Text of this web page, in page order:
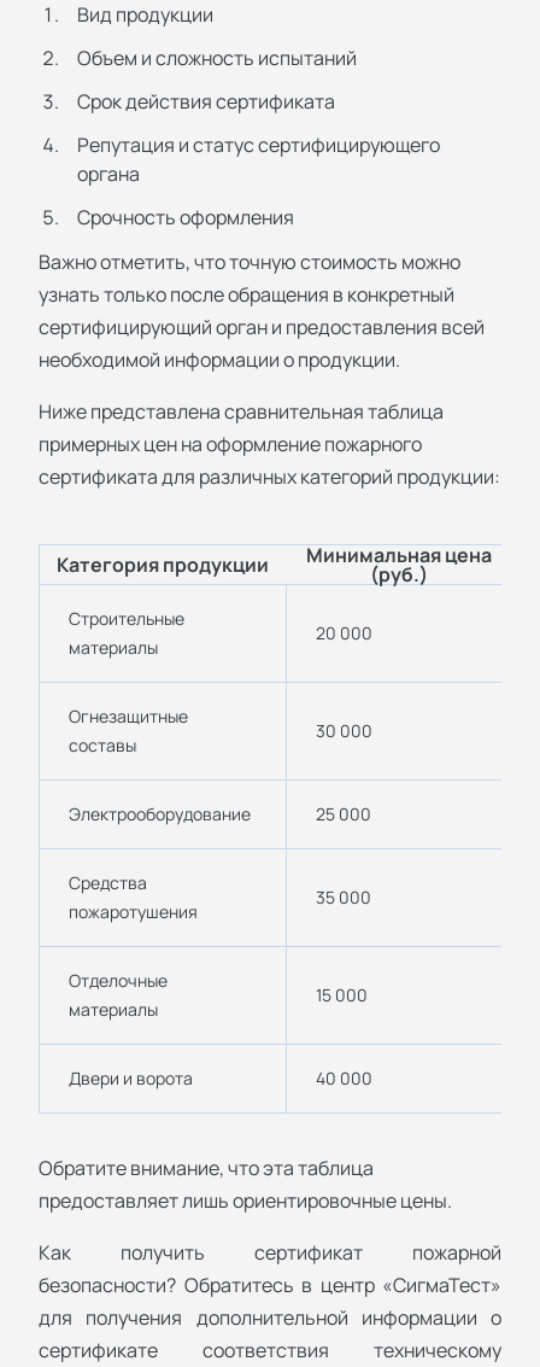
Вид продукции
Объем и сложность испытаний
Срок действия сертификата
Репутация и статус сертифицирующего
органа
Срочность оформления
Важно отметить, что точную стоимость можно
узнать только после обращения в конкретный
сертифицирующий орган и предоставления всей
необходимой информации о продукции.
Ниже представлена сравнительная таблица
примерных цен на оформление пожарного
сертификата для различных категорий продукции:
Категория продукции Минимальная цена
(руб.)
Строительные
материалы
20 000
Огнезащитные
составы
30 000
Электрооборудование 25 000
Средства
пожаротушения
35 000
Отделочные
материалы
15 000
Двери и ворота 40 000
Обратите внимание, что эта таблица
предоставляет лишь ориентировочные цены.
Как получить сертификат пожарной
безопасности? Обратитесь в центр «СигмаТест»
для получения дополнительной информации о
сертификате соответствия техническому